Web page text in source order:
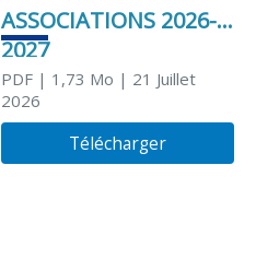
ASSOCIATIONS 2026-
2027
PDF| 1,73 Mo | 21 Juillet
2026
Télécharger